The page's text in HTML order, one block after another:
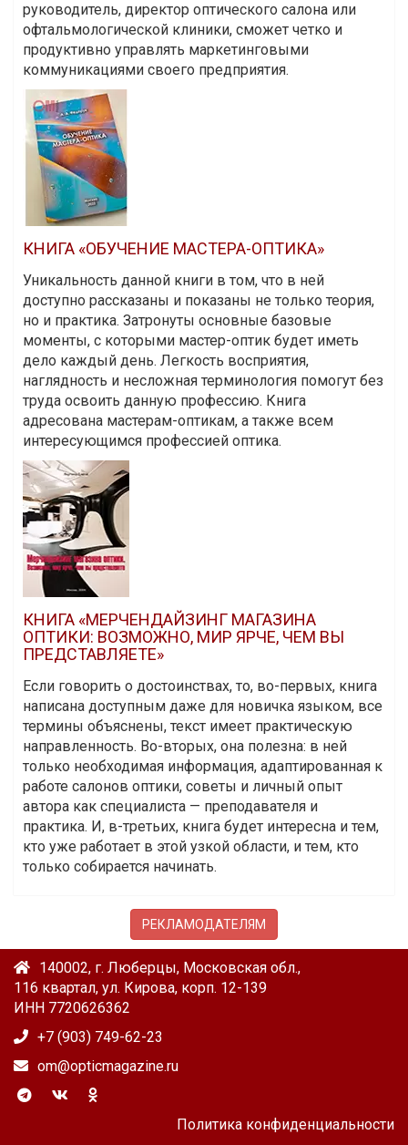
руководитель, директор оптического салона или
офтальмологической клиники, сможет четко и
продуктивно управлять маркетинговыми
коммуникациями своего предприятия.
КНИГА «ОБУЧЕНИЕ МАСТЕРА-ОПТИКА»
Уникальность данной книги в том, что в ней
доступно рассказаны и показаны не только теория,
но и практика. Затронуты основные базовые
моменты, с которыми мастер-оптик будет иметь
дело каждый день. Легкость восприятия,
наглядность и несложная терминология помогут без
труда освоить данную профессию. Книга
адресована мастерам-оптикам, а также всем
интересующимся профессией оптика.
КНИГА «МЕРЧЕНДАЙЗИНГ МАГАЗИНА
ОПТИКИ: ВОЗМОЖНО, МИР ЯРЧЕ, ЧЕМ ВЫ
ПРЕДСТАВЛЯЕТЕ»
Если говорить о достоинствах, то, во-первых, книга
написана доступным даже для новичка языком, все
термины объяснены, текст имеет практическую
направленность. Во-вторых, она полезна: в ней
только необходимая информация, адаптированная к
работе салонов оптики, советы и личный опыт
автора как специалиста — преподавателя и
практика. И, в-третьих, книга будет интересна и тем,
кто уже работает в этой узкой области, и тем, кто
только собирается начинать.
РЕКЛАМОДАТЕЛЯМ
140002, г. Люберцы, Московская обл.,
116 квартал, ул. Кирова, корп. 12-139
ИНН 7720626362
+7 (903) 749-62-23
om@opticmagazine.ru
Политика конфиденциальности